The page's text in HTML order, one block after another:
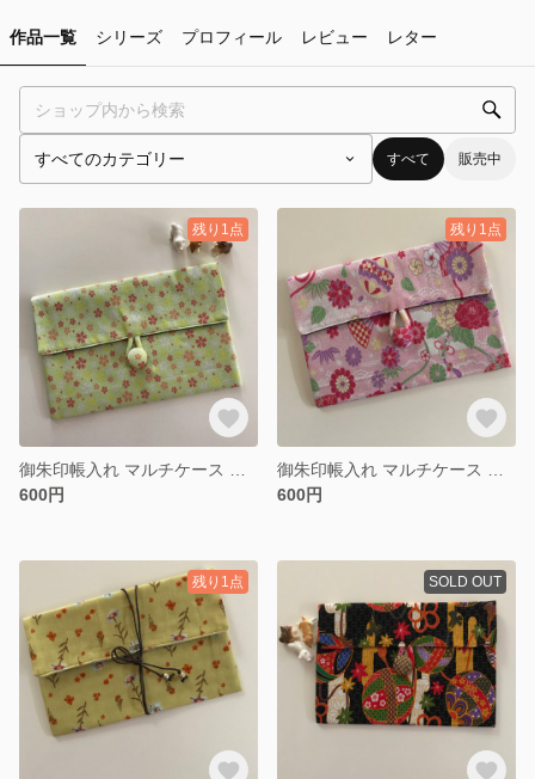
作品一覧 シリーズ プロフィール レビュー レター
すべて 販売中
残り1点
600円
残り1点
600円
残り1点 SOLD OUT